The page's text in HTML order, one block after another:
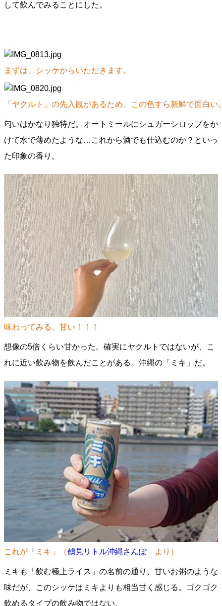
して飲んでみることにした。
まずは、シッケからいただきます。
「ヤクルト」の先入観があるため、この色すら新鮮で面白い
匂いはかなり独特だ。オートミールにシュガーシロップをか
けて水で薄めたような…これから酒でも仕込むのか？といっ
た印象の香り。
味わってみる。甘い！！！
想像の5倍くらい甘かった。確実にヤクルトではないが、こ
れに近い飲み物を飲んだことがある。沖縄の「ミキ」だ。
これが「ミキ」（鶴見リトル沖縄さんぽより）
ミキも「飲む極上ライス」の名前の通り、甘いお粥のような
味だが、このシッケはミキよりも相当甘く感じる。ゴクゴク
飲めるタイプの飲み物ではない。